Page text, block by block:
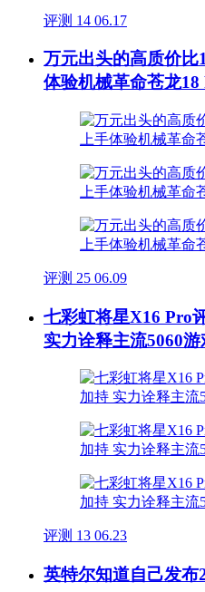
评测 14 06.17
万元出头的高质价比
体验机械革命苍龙18
评测 25 06.09
七彩虹将星X16 Pro
实力诠释主流5060游
评测 13 06.23
英特尔知道自己发布